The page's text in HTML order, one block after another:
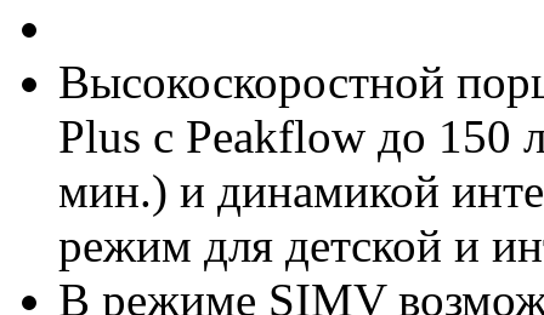
Высокоскоростной
Plus с Peakflow до
мин.) и динамикой
режим для детской и
В режиме SIMV